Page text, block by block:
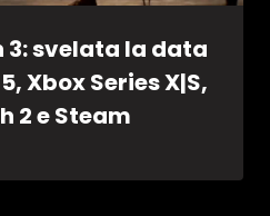
svelata la data
Xbox Series X|S,
2 e Steam